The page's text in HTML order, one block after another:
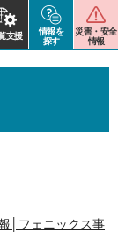
支援
情報を
探す
災害・安全
情報
│フェニックス事